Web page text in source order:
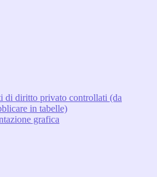
di diritto privato controllati (da
in tabelle)
grafica